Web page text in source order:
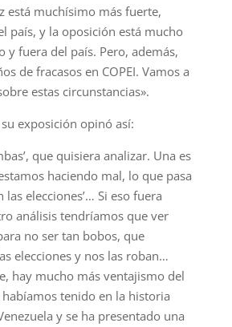
está muchísimo más fuerte,
país, y la oposición está mucho
y fuera del país. Pero, además,
de fracasos en COPEI. Vamos a
estas circunstancias».
exposición opinó así:
que quisiera analizar. Una es
haciendo mal, lo que pasa
las elecciones’… Si eso fuera
análisis tendríamos que ver
no ser tan bobos, que
elecciones y nos las roban…
hay mucho más ventajismo del
tenido en la historia
y se ha presentado una